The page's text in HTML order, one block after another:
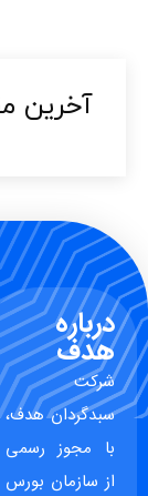
آخرین
درباره
هدف
شرکت
سبدگردان هدف،
با مجوز رسمی
از سازمان بورس